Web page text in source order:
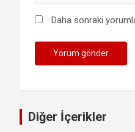
Daha sonraki
Diğer İçerikler